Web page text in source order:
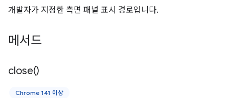
개발자가 지정한 측면 패널 표시 경로입니다.
메서드
close()
Chrome 141 이상